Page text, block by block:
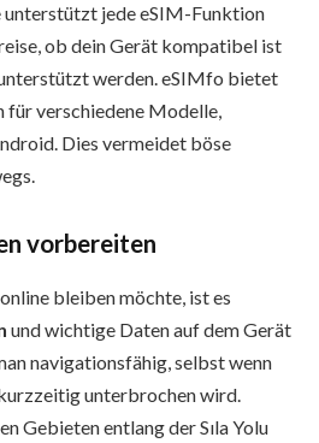
unterstützt jede eSIM-Funktion
ob dein Gerät kompatibel ist
werden. eSIMfo bietet
für verschiedene Modelle,
Dies vermeidet böse
vorbereiten
bleiben möchte, ist es
und wichtige Daten auf dem Gerät
navigationsfähig, selbst wenn
unterbrochen wird.
Gebieten entlang der Sıla Yolu